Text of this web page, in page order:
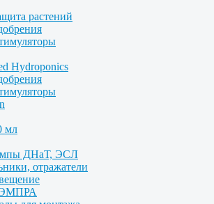
растений
Hydroponics
мл
ДНаТ, ЭСЛ
отражатели